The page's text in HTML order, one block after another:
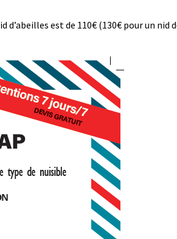
est de 110€ (130€ pour un nid